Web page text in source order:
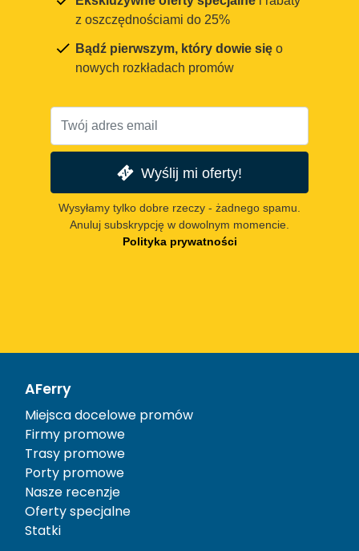
z oszczędnościami do 25%
Bądź pierwszym, który dowie się o
nowych rozkładach promów
Wyślij mi oferty!
Wysyłamy tylko dobre rzeczy - żadnego spamu.
Anuluj subskrypcję w dowolnym momencie.
Polityka prywatności
AFerry
Miejsca docelowe promów
Firmy promowe
Trasy promowe
Porty promowe
Nasze recenzje
Oferty specjalne
Statki